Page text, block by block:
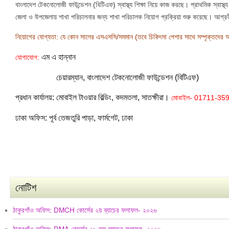
বাংলাদেশ টেকনোলোজী ফাউন্ডেশন (বিটিএফ) স্বাস্থ্য শিক্ষা নিয়ে কাজ করছে। প্রাথমিক
জেলা ও উপজেলায় শাখা পরিচালনার জন্য শাখা পরিচালক নিয়োগ প্রক্রিয়া শুরু করেছে।
নিয়োগের যোগ্যতা: যে কোন সালের এসএসসি/সমমান (তবে চিকিৎসা পেশার সাথে সম্পৃক্তদের
যোগাযোগ: এম এ হান্নান
চেয়ারম্যান, বাংলাদেশ টেকনোলোজী ফাউন্ডেশন (বিটিএফ)
প্রধান কার্যালয়: মোবাইল টাওয়ার বিল্ডিং, কদমতলা, সাতক্ষীরা। মোবাইল- 01711-
ঢাকা অফিস: পূর্ব তেজতুরি পাড়া, ফার্মগেট, ঢাকা
নোটিশ
ঠাকুরগাঁও অফিস: DMCH কোর্সের ২য় ব্যাচের ফলাফল- ২০২৬